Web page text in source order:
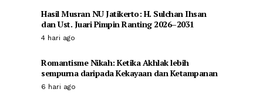
Hasil Musran NU Jatikerto: H. Sulchan Ihsan
dan Ust. Juari Pimpin Ranting 2026–2031
4 hari ago
Romantisme Nikah: Ketika Akhlak lebih
sempurna daripada Kekayaan dan Ketampanan
6 hari ago